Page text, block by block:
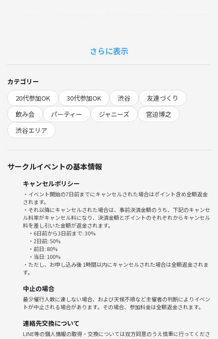
あの宮迫博之さんご本人とお会いできるチャンス！⭐︎
宮迫博之さんのお店、渋谷の高級焼肉店牛宮城にて、美味しい🤤焼肉を
今回は私のYouTubeチャンネルとのコラボ企画ですので、私の会社が経
ご料金で牛宮城の美味しい焼肉を食べることができます🉐
しかも宮迫博之さんご本人が私たちの席までわざわざご挨拶にいらして
くださいますので、、、🫢
宮迫博之さんと写真を撮ったりすることが可能ですよ☺️
⭐︎宮迫博之さんが大好きな方❤️
⭐︎美味しい焼肉🥩が食べたい方
さらに表示
カテゴリー
20代参加OK
30代参加OK 渋谷
友達づくり
飲み会
パーティー ジャニーズ
宮迫博之
渋谷エリア
サークルイベントの基本情報
キャンセルポリシー
・イベント開始の7日前までにキャンセルされた場合はポイント含め全額返金
されます。
・それ以降にキャンセルされた場合は、事前決済金額のうち、下記のキャンセ
ル料率がキャンセル料になり、決済金額とポイントのそれぞれからキャンセル
料を差し引いた金額が返金されます。
・6日前から3日前まで: 30%
・2日前: 50%
・前日: 80%
・当日: 100%
・ただし、お申し込み後 1時間以内にキャンセルされた場合は全額返金されま
す。
中止の場合
最少催行人数に達しない場合、および天候不順など主催者の判断によりイベン
トが中止される場合があります。その場合、参加料金は全額返金されます。
連絡先交換について
LINE等の個人情報の取得・交換については双方同意のうえ慎重に行ってくださ